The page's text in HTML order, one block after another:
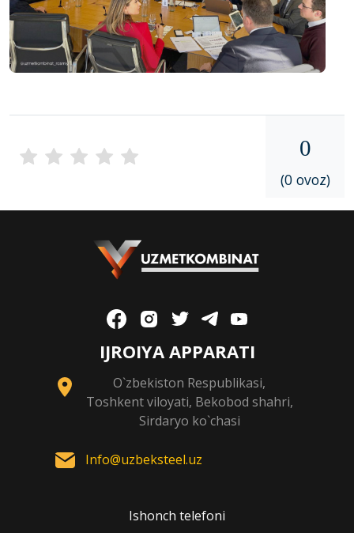
0
(0 ovoz)
IJROIYA APPARATI
O`zbekiston Respublikasi,
Toshkent viloyati, Bekobod shahri,
Sirdaryo ko`chasi
Info@uzbeksteel.uz
Ishonch telefoni